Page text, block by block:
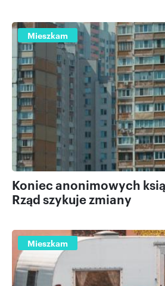
Mieszkam
Koniec anonimowych
Rząd szykuje zmiany
Mieszkam